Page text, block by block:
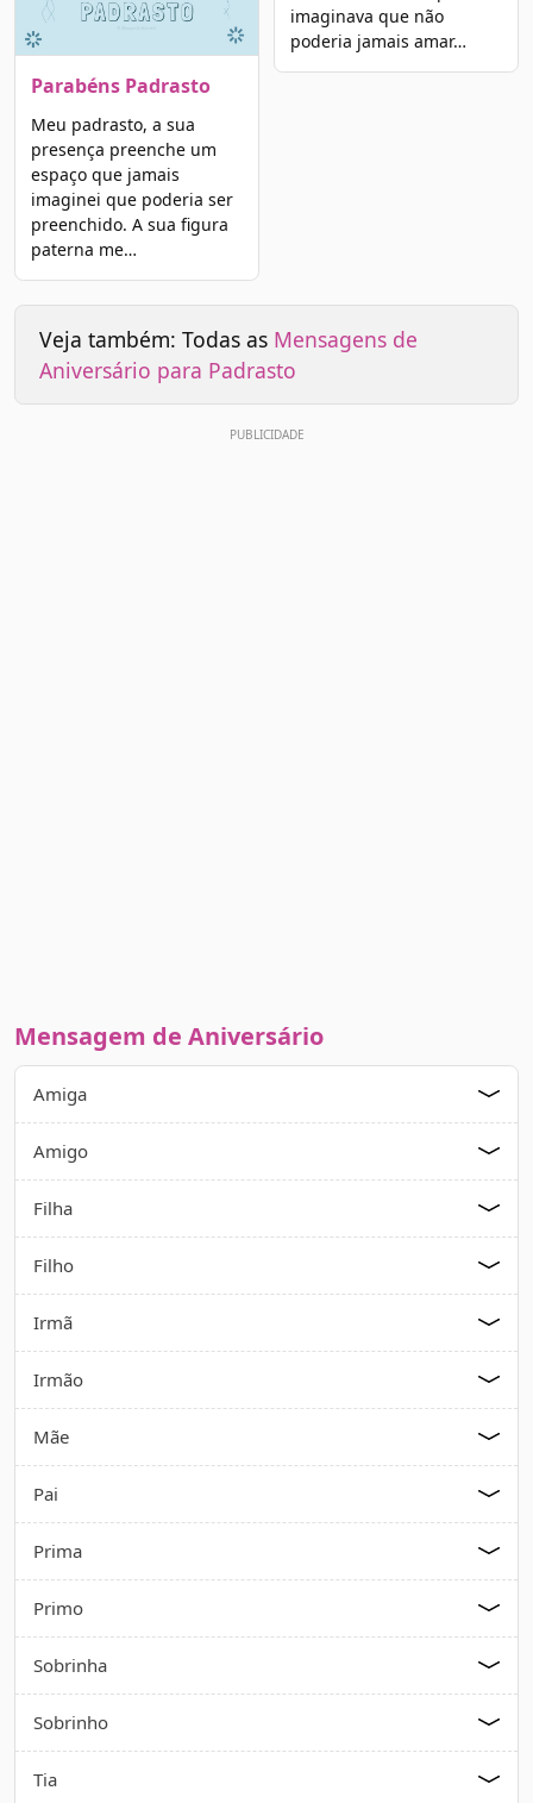
Parabéns Padrasto
Meu padrasto, a sua
presença preenche um
espaço que jamais
imaginei que poderia ser
preenchido. A sua figura
paterna me…
imaginava que não
poderia jamais amar…
Veja também: Todas as Mensagens de
Aniversário para Padrasto
Mensagem de Aniversário
Amiga
Amigo
Filha
Filho
Irmã
Irmão
Mãe
Pai
Prima
Primo
Sobrinha
Sobrinho
Tia